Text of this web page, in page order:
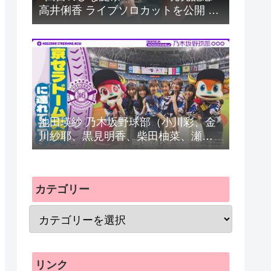
高井俐香 ライブソロカットを公開 #
日向坂46 #hinatazaka46 #
池田瑛紗 乃木坂野球部（小川彩、金
川紗耶、黒見明香、柴田柚菜、瀬戸
口心月、長嶋凛桜）の楽曲「パシフ
カテゴリー
リンク